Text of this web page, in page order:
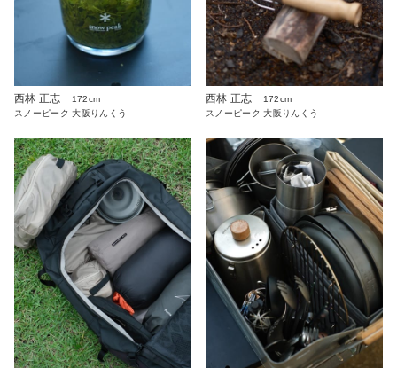
西林 正志
172cm
スノーピーク 大阪りんくう
西林 正志
172cm
スノーピーク 大阪りんくう